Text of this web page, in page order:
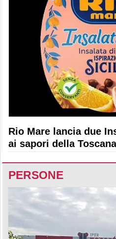
Rio Mare lancia due
ai sapori della
PERSONE